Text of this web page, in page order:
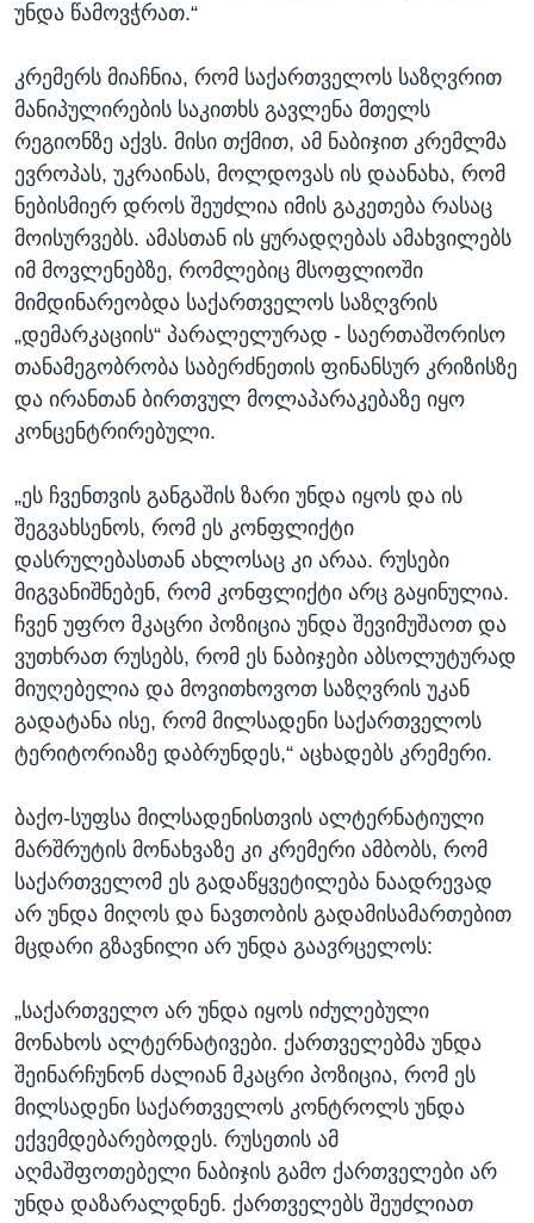
უნდა წამოვჭრათ.“
კრემერს მიაჩნია, რომ საქართველოს საზღვრით
მანიპულირების საკითხს გავლენა მთელს
რეგიონზე აქვს. მისი თქმით, ამ ნაბიჯით კრემლმა
ევროპას, უკრაინას, მოლდოვას ის დაანახა, რომ
ნებისმიერ დროს შეუძლია იმის გაკეთება რასაც
მოისურვებს. ამასთან ის ყურადღებას ამახვილებს
იმ მოვლენებზე, რომლებიც მსოფლიოში
მიმდინარეობდა საქართველოს საზღვრის
„დემარკაციის“ პარალელურად - საერთაშორისო
თანამეგობრობა საბერძნეთის ფინანსურ კრიზისზე
და ირანთან ბირთვულ მოლაპარაკებაზე იყო
კონცენტრირებული.
„ეს ჩვენთვის განგაშის ზარი უნდა იყოს და ის
შეგვახსენოს, რომ ეს კონფლიქტი
დასრულებასთან ახლოსაც კი არაა. რუსები
მიგვანიშნებენ, რომ კონფლიქტი არც გაყინულია.
ჩვენ უფრო მკაცრი პოზიცია უნდა შევიმუშაოთ და
ვუთხრათ რუსებს, რომ ეს ნაბიჯები აბსოლუტურად
მიუღებელია და მოვითხოვოთ საზღვრის უკან
გადატანა ისე, რომ მილსადენი საქართველოს
ტერიტორიაზე დაბრუნდეს,“ აცხადებს კრემერი.
ბაქო-სუფსა მილსადენისთვის ალტერნატიული
მარშრუტის მონახვაზე კი კრემერი ამბობს, რომ
საქართველომ ეს გადაწყვეტილება ნაადრევად
არ უნდა მიღოს და ნავთობის გადამისამართებით
მცდარი გზავნილი არ უნდა გაავრცელოს:
„საქართველო არ უნდა იყოს იძულებული
მონახოს ალტერნატივები. ქართველებმა უნდა
შეინარჩუნონ ძალიან მკაცრი პოზიცია, რომ ეს
მილსადენი საქართველოს კონტროლს უნდა
ექვემდებარებოდეს. რუსეთის ამ
აღმაშფოთებელი ნაბიჯის გამო ქართველები არ
უნდა დაზარალდნენ. ქართველებს შეუძლიათ